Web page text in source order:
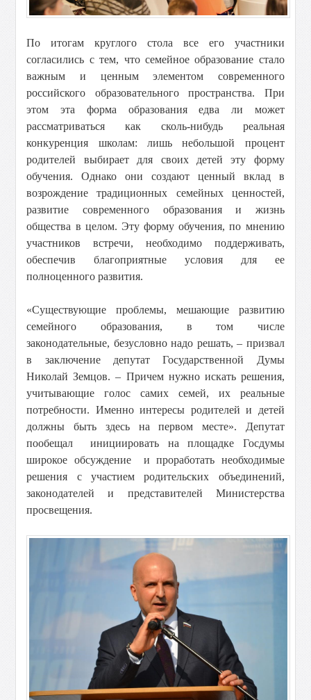
По итогам круглого стола все его участники
согласились с тем, что семейное образование стало
важным и ценным элементом современного
российского образовательного пространства. При
этом эта форма образования едва ли может
рассматриваться как сколь-нибудь реальная
конкуренция школам: лишь небольшой процент
родителей выбирает для своих детей эту форму
обучения. Однако они создают ценный вклад в
возрождение традиционных семейных ценностей,
развитие современного образования и жизнь
общества в целом. Эту форму обучения, по мнению
участников встречи, необходимо поддерживать,
обеспечив благоприятные условия для ее
полноценного развития.
«Существующие проблемы, мешающие развитию
семейного образования, в том числе
законодательные, безусловно надо решать, – призвал
в заключение депутат Государственной Думы
Николай Земцов. – Причем нужно искать решения,
учитывающие голос самих семей, их реальные
потребности. Именно интересы родителей и детей
должны быть здесь на первом месте». Депутат
пообещал инициировать на площадке Госдумы
широкое обсуждение и проработать необходимые
решения с участием родительских объединений,
законодателей и представителей Министерства
просвещения.